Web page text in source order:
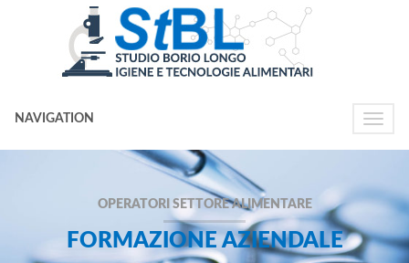
Toggle
NAVIGATION
OPERATORI SETTORE ALIMENTARE
FORMAZIONE AZIENDALE